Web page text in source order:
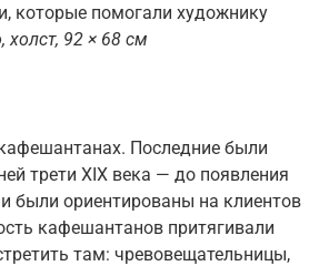
которые помогали художнику
холст, 92 × 68 см
Последние были
трети XIX века — до появления
были ориентированы на клиентов
кафешантанов притягивали
там: чревовещательницы,